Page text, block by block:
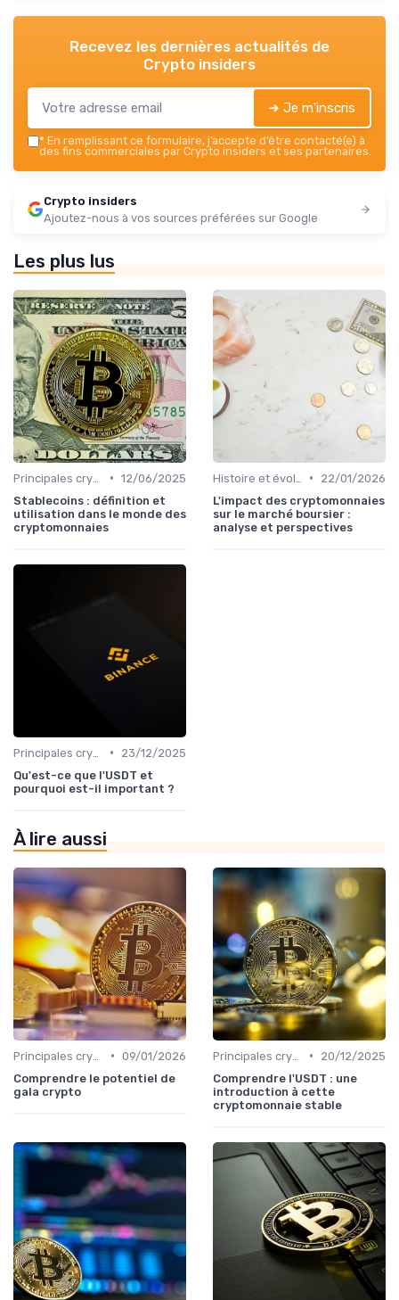
Recevez les dernières actualités de
Crypto insiders
➔ Je m'inscris
* En remplissant ce formulaire, j’accepte d’être contacté(e) à
des fins commerciales par Crypto insiders et ses partenaires.
Crypto insiders
Ajoutez-nous à vos sources préférées sur Google
Les plus lus
• 12/06/2025
Stablecoins : définition et
utilisation dans le monde des
cryptomonnaies
•
22/01/2026
L'impact des cryptomonnaies
sur le marché boursier :
analyse et perspectives
•
23/12/2025
Qu'est-ce que l'USDT et
pourquoi est-il important ?
À lire aussi
• 09/01/2026
Comprendre le potentiel de
gala crypto
•
20/12/2025
Comprendre l'USDT : une
introduction à cette
cryptomonnaie stable